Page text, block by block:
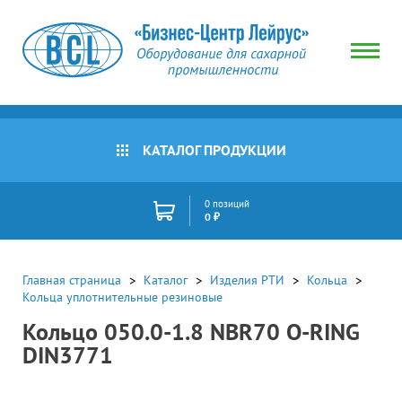
КАТАЛОГ ПРОДУКЦИИ
0 позиций
0 ₽
Главная страница Каталог Изделия РТИ
Кольца
Кольца уплотнительные резиновые
Кольцо 050.0-1.8 NBR70 O-RING
DIN3771